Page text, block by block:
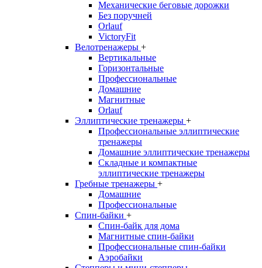
Механические беговые дорожки
Без поручней
Orlauf
VictoryFit
Велотренажеры +
Вертикальные
Горизонтальные
Профессиональные
Домашние
Магнитные
Orlauf
Эллиптические тренажеры +
Профессиональные эллиптические
тренажеры
Домашние эллиптические тренажеры
Складные и компактные
эллиптические тренажеры
Гребные тренажеры +
Домашние
Профессиональные
Спин-байки +
Спин-байк для дома
Магнитные спин-байки
Профессиональные спин-байки
Аэробайки